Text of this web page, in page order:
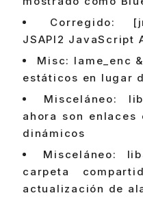
Corregido:
JSAPI2 JavaScript
Misc: lame_enc
estáticos en lugar
Misceláneo:
ahora son
dinámicos
Misceláneo:
carpeta
actualización de